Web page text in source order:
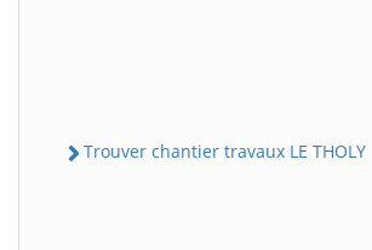
Trouver chantier travaux LE THOLY